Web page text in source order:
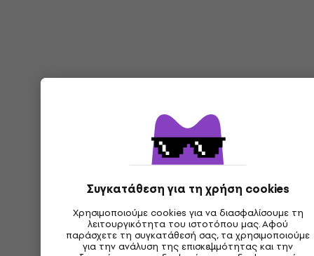
Συγκατάθεση για τη χρήση cookies
Χρησιμοποιούμε cookies για να διασφαλίσουμε τη
λειτουργικότητα του ιστοτόπου μας. Αφού
παράσχετε τη συγκατάθεσή σας, τα χρησιμοποιούμε
για την ανάλυση της επισκεψιμότητας και την